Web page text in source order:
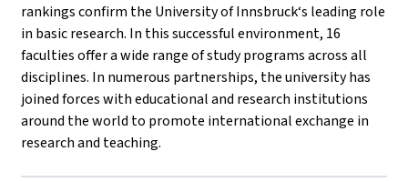
rankings confirm the University of Innsbruck‘s leading role
in basic research. In this successful environment, 16
faculties offer a wide range of study programs across all
disciplines. In numerous partnerships, the university has
joined forces with educational and research institutions
around the world to promote international exchange in
research and teaching.